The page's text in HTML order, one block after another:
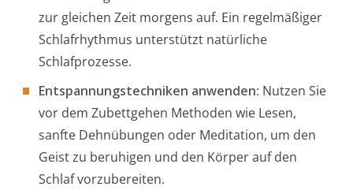
zur gleichen Zeit morgens auf. Ein regelmäßiger
Schlafrhythmus unterstützt natürliche
Schlafprozesse.
Entspannungstechniken anwenden: Nutzen Sie
vor dem Zubettgehen Methoden wie Lesen,
sanfte Dehnübungen oder Meditation, um den
Geist zu beruhigen und den Körper auf den
Schlaf vorzubereiten.